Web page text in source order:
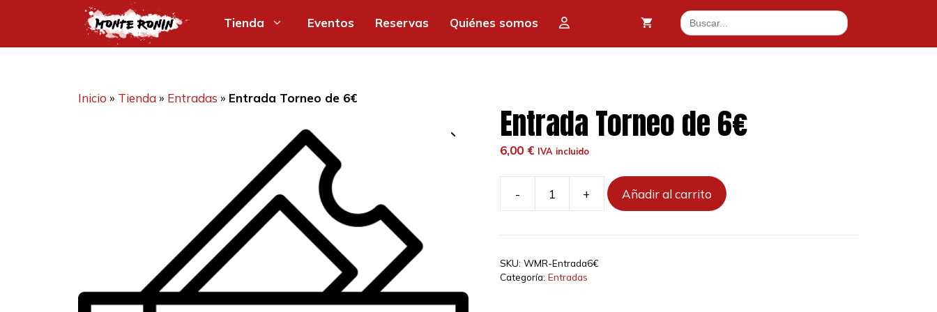
Tienda Eventos Reservas Quiénes somos Buscar:
Inicio » Tienda» Entradas » Entrada Torneo de 6€
Entrada Torneo de 6€
6,00 € IVA incluido
-
Entrada
de
cantidad
+ Añadir al carrito
SKU: WMR-Entrada6€
Categoría: Entradas
6€
cantidad